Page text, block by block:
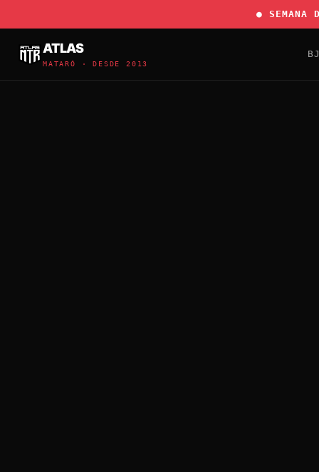
● SEMANA
ATLAS
MATARÓ · DESDE 2013